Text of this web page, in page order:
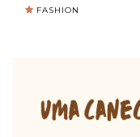
FASHION